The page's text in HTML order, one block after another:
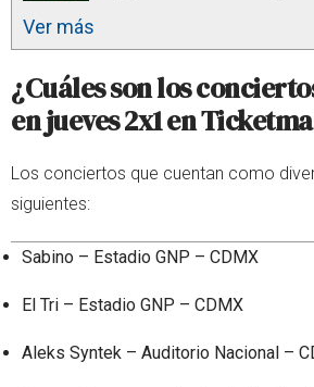
Ver más
¿Cuáles son los
en jueves 2x1 en
Los conciertos que cuentan como
siguientes:
Sabino – Estadio GNP – CDMX
El Tri – Estadio GNP – CDMX
Aleks Syntek – Auditorio Nacional –